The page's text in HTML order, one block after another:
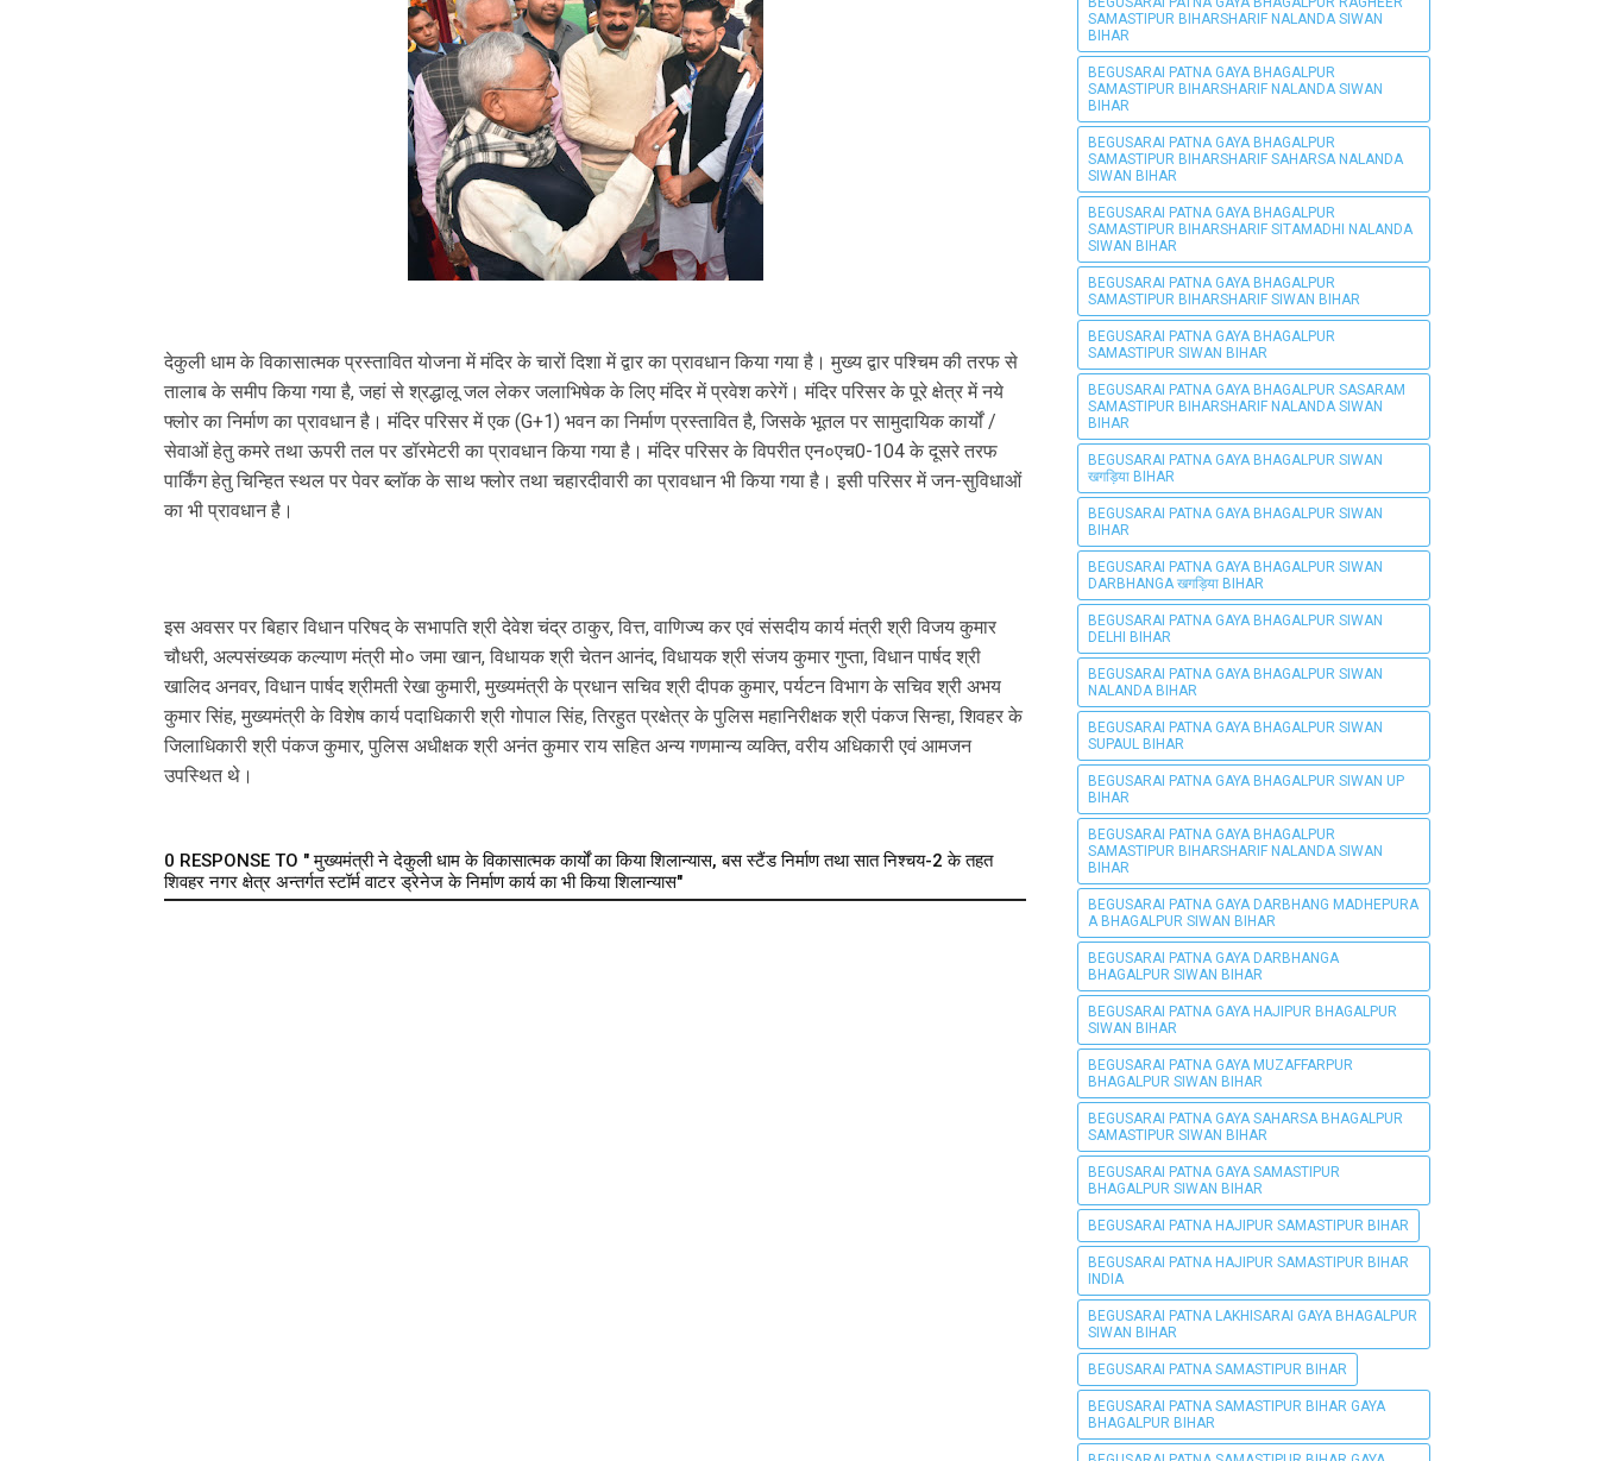
देकुली धाम के विकासात्मक प्रस्तावित योजना में मंदिर के चारों दिशा में द्वार का प्रावधान किया गया है। मुख्य द्वार पश्चिम की तरफ से
तालाब के समीप किया गया है, जहां से श्रद्धालू जल लेकर जलाभिषेक के लिए मंदिर में प्रवेश करेगें। मंदिर परिसर के पूरे क्षेत्र में नये
फ्लोर का निर्माण का प्रावधान है। मंदिर परिसर में एक (G+1) भवन का निर्माण प्रस्तावित है, जिसके भूतल पर सामुदायिक कार्यों /
सेवाओं हेतु कमरे तथा ऊपरी तल पर डॉरमेटरी का प्रावधान किया गया है। मंदिर परिसर के विपरीत एन०एच0-104 के दूसरे तरफ
पार्किंग हेतु चिन्हित स्थल पर पेवर ब्लॉक के साथ फ्लोर तथा चहारदीवारी का प्रावधान भी किया गया है। इसी परिसर में जन-सुविधाओं
का भी प्रावधान है।
इस अवसर पर बिहार विधान परिषद् के सभापति श्री देवेश चंद्र ठाकुर, वित्त, वाणिज्य कर एवं संसदीय कार्य मंत्री श्री विजय कुमार
चौधरी, अल्पसंख्यक कल्याण मंत्री मो० जमा खान, विधायक श्री चेतन आनंद, विधायक श्री संजय कुमार गुप्ता, विधान पार्षद श्री
खालिद अनवर, विधान पार्षद श्रीमती रेखा कुमारी, मुख्यमंत्री के प्रधान सचिव श्री दीपक कुमार, पर्यटन विभाग के सचिव श्री अभय
कुमार सिंह, मुख्यमंत्री के विशेष कार्य पदाधिकारी श्री गोपाल सिंह, तिरहुत प्रक्षेत्र के पुलिस महानिरीक्षक श्री पंकज सिन्हा, शिवहर के
जिलाधिकारी श्री पंकज कुमार, पुलिस अधीक्षक श्री अनंत कुमार राय सहित अन्य गणमान्य व्यक्ति, वरीय अधिकारी एवं आमजन
उपस्थित थे।
0 RESPONSE TO " मुख्यमंत्री ने देकुली धाम के विकासात्मक कार्यों का किया शिलान्यास, बस स्टैंड निर्माण तथा सात निश्चय-2 के तहत
शिवहर नगर क्षेत्र अन्तर्गत स्टॉर्म वाटर ड्रेनेज के निर्माण कार्य का भी किया शिलान्यास"
SAMASTIPUR BIHARSHARIF NALANDA SIWAN
BIHAR
BEGUSARAI PATNA GAYA BHAGALPUR
SAMASTIPUR BIHARSHARIF NALANDA SIWAN
BIHAR
BEGUSARAI PATNA GAYA BHAGALPUR
SAMASTIPUR BIHARSHARIF SAHARSA NALANDA
SIWAN BIHAR
BEGUSARAI PATNA GAYA BHAGALPUR
SAMASTIPUR BIHARSHARIF SITAMADHI NALANDA
SIWAN BIHAR
BEGUSARAI PATNA GAYA BHAGALPUR
SAMASTIPUR BIHARSHARIF SIWAN BIHAR
BEGUSARAI PATNA GAYA BHAGALPUR
SAMASTIPUR SIWAN BIHAR
BEGUSARAI PATNA GAYA BHAGALPUR SASARAM
SAMASTIPUR BIHARSHARIF NALANDA SIWAN
BIHAR
BEGUSARAI PATNA GAYA BHAGALPUR SIWAN
खगड़िया BIHAR
BEGUSARAI PATNA GAYA BHAGALPUR SIWAN
BIHAR
BEGUSARAI PATNA GAYA BHAGALPUR SIWAN
DARBHANGA खगड़िया BIHAR
BEGUSARAI PATNA GAYA BHAGALPUR SIWAN
DELHI BIHAR
BEGUSARAI PATNA GAYA BHAGALPUR SIWAN
NALANDA BIHAR
BEGUSARAI PATNA GAYA BHAGALPUR SIWAN
SUPAUL BIHAR
BEGUSARAI PATNA GAYA BHAGALPUR SIWAN UP
BIHAR
BEGUSARAI PATNA GAYA BHAGALPUR
SAMASTIPUR BIHARSHARIF NALANDA SIWAN
BIHAR
BEGUSARAI PATNA GAYA DARBHANG MADHEPURA
A BHAGALPUR SIWAN BIHAR
BEGUSARAI PATNA GAYA DARBHANGA
BHAGALPUR SIWAN BIHAR
BEGUSARAI PATNA GAYA HAJIPUR BHAGALPUR
SIWAN BIHAR
BEGUSARAI PATNA GAYA MUZAFFARPUR
BHAGALPUR SIWAN BIHAR
BEGUSARAI PATNA GAYA SAHARSA BHAGALPUR
SAMASTIPUR SIWAN BIHAR
BEGUSARAI PATNA GAYA SAMASTIPUR
BHAGALPUR SIWAN BIHAR
BEGUSARAI PATNA HAJIPUR SAMASTIPUR BIHAR
BEGUSARAI PATNA HAJIPUR SAMASTIPUR BIHAR
INDIA
BEGUSARAI PATNA LAKHISARAI GAYA BHAGALPUR
SIWAN BIHAR
BEGUSARAI PATNA SAMASTIPUR BIHAR
BEGUSARAI PATNA SAMASTIPUR BIHAR GAYA
BHAGALPUR BIHAR